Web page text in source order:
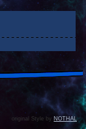
original Style by NOTHAL